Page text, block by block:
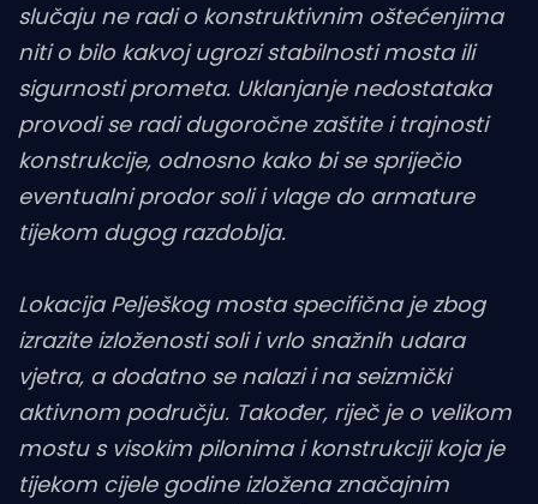
slučaju ne radi o konstruktivnim oštećenjima
niti o bilo kakvoj ugrozi stabilnosti mosta ili
sigurnosti prometa. Uklanjanje nedostataka
provodi se radi dugoročne zaštite i trajnosti
konstrukcije, odnosno kako bi se spriječio
eventualni prodor soli i vlage do armature
tijekom dugog razdoblja.
Lokacija Pelješkog mosta specifična je zbog
izrazite izloženosti soli i vrlo snažnih udara
vjetra, a dodatno se nalazi i na seizmički
aktivnom području. Također, riječ je o velikom
mostu s visokim pilonima i konstrukciji koja je
tijekom cijele godine izložena značajnim